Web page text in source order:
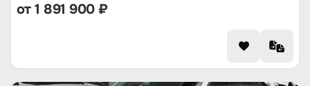
от1 891 900₽